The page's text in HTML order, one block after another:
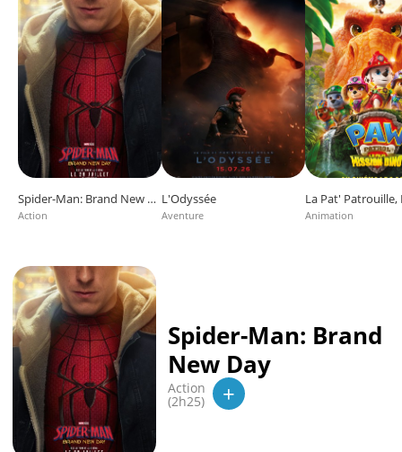
Spider-Man: Brand New Day
Action
L'Odyssée
Aventure Animation
Spider-Man: Brand
New Day
Action
(2h25) +